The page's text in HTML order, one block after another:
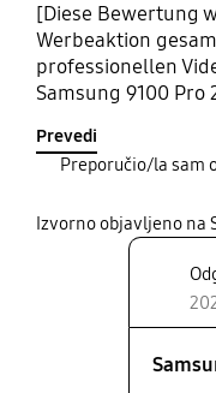
[Diese Bewertung
Werbeaktion
professionellen
Samsung 9100 Pro
und diese SSD hat
verändert.
einsetzen,
Treiber, kein
Leistung Hier liegt
Beim Videoschnitt
externen SSD, als
Timeline
Prevedi
Preporučio/la sam
Izvorno objavljeno na